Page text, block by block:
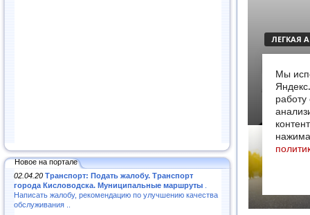
Новое на портале
02.04.20 Транспорт: Подать жалобу. Транспорт
города Кисловодска. Муниципальные маршруты
Написать жалобу, рекомендацию по улучшению качества
обслуживания ..